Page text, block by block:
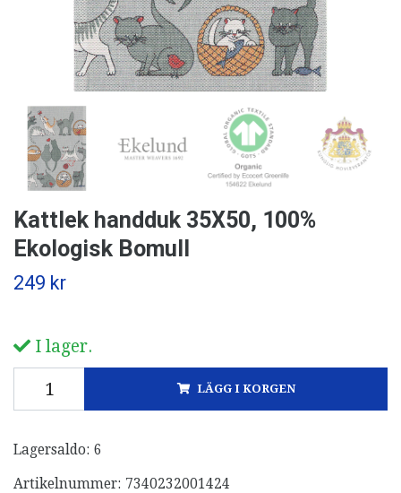
Kattlek handduk 35X50, 100%
Ekologisk Bomull
249 kr
I lager.
LÄGG I KORGEN
Lagersaldo: 6
Artikelnummer: 7340232001424